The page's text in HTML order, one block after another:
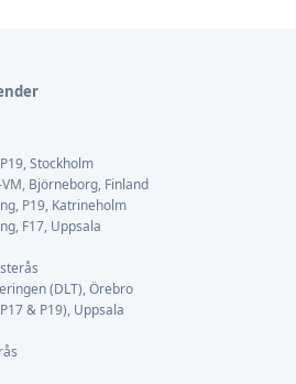
Stockholm
Björneborg, Finland
P19, Katrineholm
F17, Uppsala
(DLT), Örebro
& P19), Uppsala